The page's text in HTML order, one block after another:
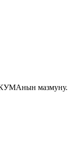
КУМАнын мазмуну.